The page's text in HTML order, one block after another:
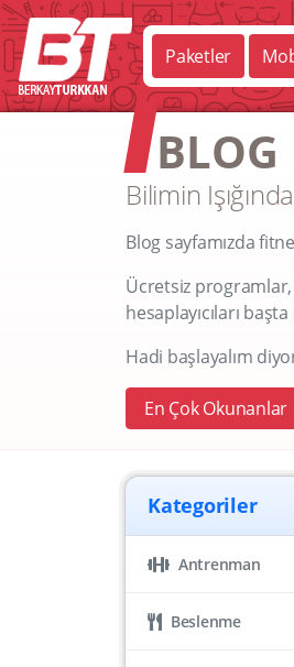
Paketler
BLOG
Bilimin
Blog sayfamızda
Ücretsiz programlar,
hesaplayıcıları
Hadi başlayalım
En Çok Okunanlar
Kategoriler
Antrenman
Beslenme